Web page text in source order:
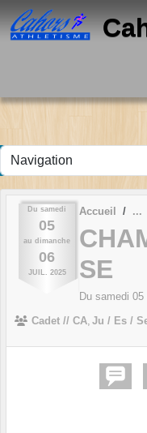
Du samedi
05
au dimanche
06
JUIL. 2025
Accueil
SE
Du samedi 05
Cadet // CA Ju / Es /
Panneau de gestion des